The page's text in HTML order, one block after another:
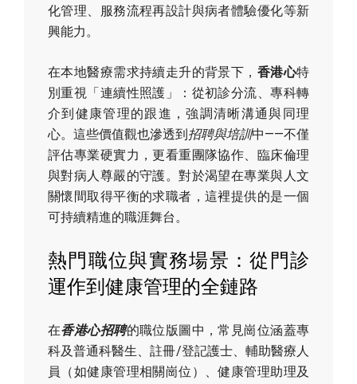
化管理、服務流程再設計與病者體驗優化等新
興能力。
在本地醫療需求持續走升的背景下， 香港心特
別重視「連續性照護」：從初診分流、專科轉
介到健康管理的跟進，強調清晰溝通與同理
心。這些價值觀也滲透到招聘與培訓中——不僅
評估專業硬實力，更看重團隊協作、臨床倫理
與對病人尊嚴的守護。對於渴望在專業與人文
關懷間取得平衡的求職者，這裡提供的是一個
可持續精進的職涯舞台。
熱門職位與實務場景：從門診
運作到健康管理的全鏈路
在香港心招聘的職位版圖中，常見崗位涵蓋專
科及普通科醫生、註冊/登記護士、輔助醫療人
員（如健康管理相關崗位）、健康管理助理及